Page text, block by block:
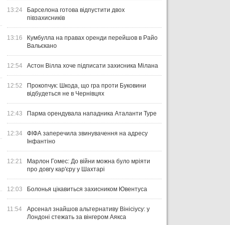
13:24
Барселона готова відпустити двох
півзахисників
13:16
Кумбулла на правах оренди перейшов в Райо
Вальєкано
12:54 Астон Вілла хоче підписати захисника Мілана
12:52
Прокопчук: Шкода, що гра проти Буковини
відбудеться не в Чернівцях
12:43 Парма орендувала нападника Аталанти Туре
12:34
ФІФА заперечила звинувачення на адресу
Інфантіно
12:21
Марлон Гомес: До війни можна було мріяти
про довгу кар'єру у Шахтарі
12:03 Болонья цікавиться захисником Ювентуса
11:54
Арсенал знайшов альтернативу Вінісіусу: у
Лондоні стежать за вінгером Аякса